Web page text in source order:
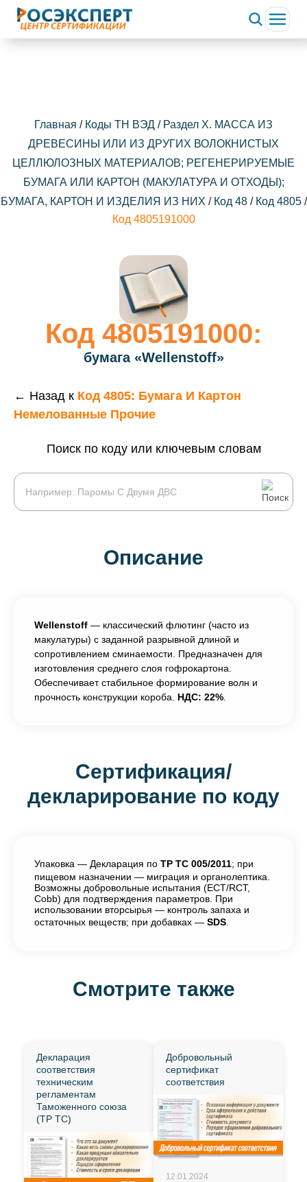
Главная / Коды ТН ВЭД / Раздел X. МАССА ИЗ
ДРЕВЕСИНЫ ИЛИ ИЗ ДРУГИХ ВОЛОКНИСТЫХ
ЦЕЛЛЮЛОЗНЫХ МАТЕРИАЛОВ; РЕГЕНЕРИРУЕМЫЕ
БУМАГА ИЛИ КАРТОН (МАКУЛАТУРА И ОТХОДЫ);
БУМАГА, КАРТОН И ИЗДЕЛИЯ ИЗ НИХ / Код 48 / Код 4805 /
Код 4805191000
Код 4805191000:
бумага «Wellenstoff»
← Назад к Код 4805: Бумага И Картон
Немелованные Прочие
Поиск по коду или ключевым словам
Описание
Wellenstoff — классический флютинг (часто из
макулатуры) с заданной разрывной длиной и
сопротивлением сминаемости. Предназначен для
изготовления среднего слоя гофрокартона.
Обеспечивает стабильное формирование волн и
прочность конструкции короба. НДС: 22%
Сертификация/
декларирование по коду
Упаковка — Декларация по ТР ТС 005/2011; при
пищевом назначении — миграция и органолептика.
Возможны добровольные испытания (ECT/RCT,
Cobb) для подтверждения параметров. При
использовании вторсырья — контроль запаха и
остаточных веществ; при добавках — SDS
Смотрите также
Декларация
соответствия
техническим
регламентам
Таможенного союза
(ТР ТС)
Добровольный
сертификат
соответствия
12.01.2024